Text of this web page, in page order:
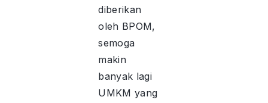
diberikan
oleh BPOM,
semoga
makin
banyak lagi
UMKM yang